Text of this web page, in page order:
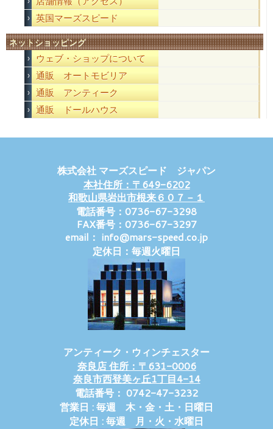
英国マーズスピード
ネットショッピング
ウェブ・ショップについて
通販 オートモビリア
通販 アンティーク
通販 ドールハウス
株式会社 マーズスピード ジャパン
本社住所：〒649-6202
和歌山県岩出市根来６０７－１
電話番号：0736-67-3298
FAX番号：0736-67-3297
email： info@mars-speed.co.jp
定休日：毎週火曜日
アンティーク・ウィンチェスター
奈良店 住所：〒631-0006
奈良市西登美ヶ丘1丁目4-14
電話番号： 0742-47-3232
営業日 : 毎週 木・金・土・日曜日
定休日 : 毎週 月・火・水曜日